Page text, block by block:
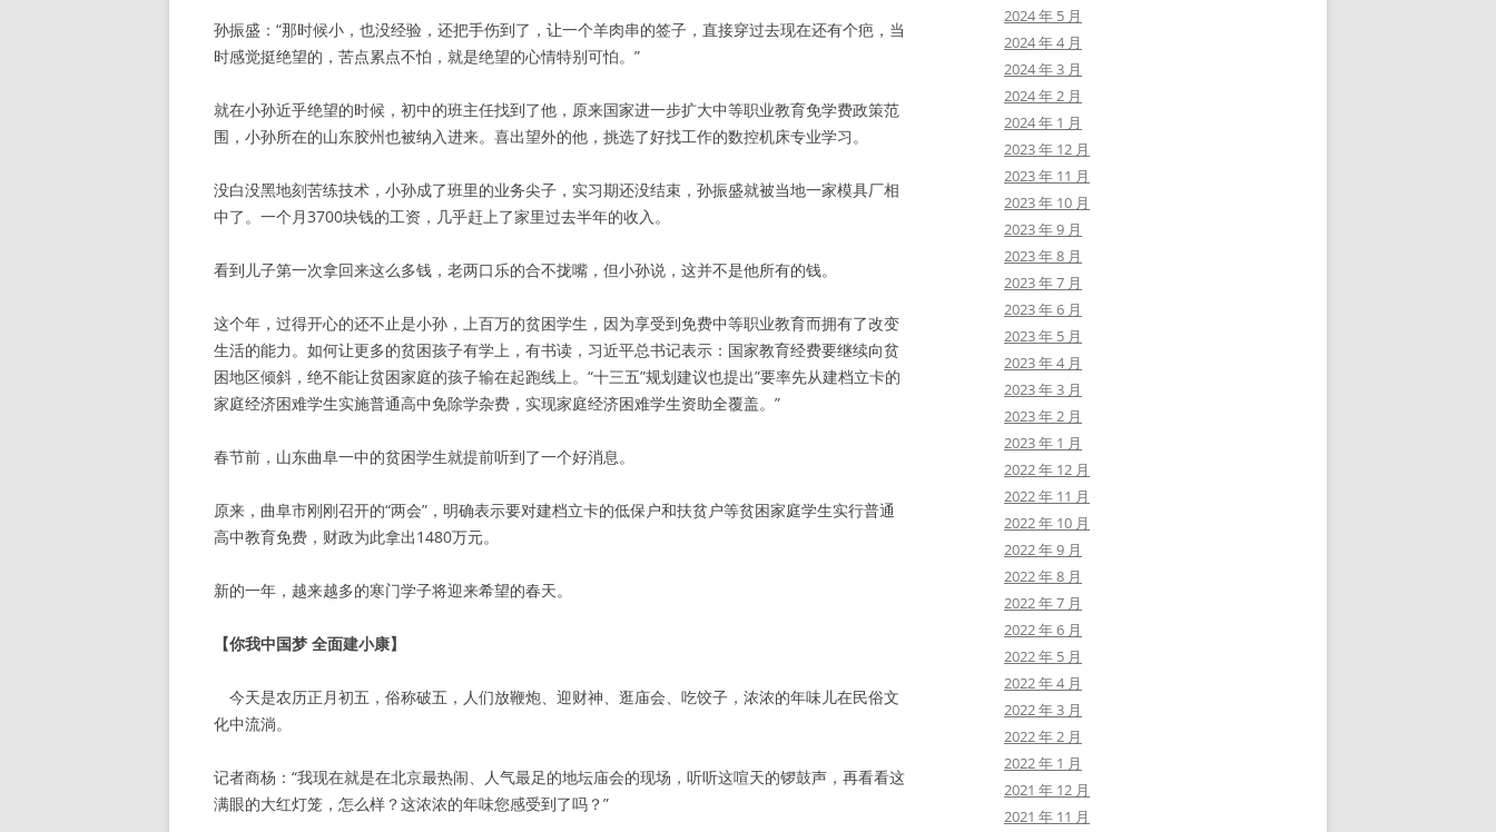
孙振盛：“那时候小，也没经验，还把手伤到了，让一个羊肉串的签子，直接穿过去现在还有个疤，当
时感觉挺绝望的，苦点累点不怕，就是绝望的心情特别可怕。”
就在小孙近乎绝望的时候，初中的班主任找到了他，原来国家进一步扩大中等职业教育免学费政策范
围，小孙所在的山东胶州也被纳入进来。喜出望外的他，挑选了好找工作的数控机床专业学习。
没白没黑地刻苦练技术，小孙成了班里的业务尖子，实习期还没结束，孙振盛就被当地一家模具厂相
中了。一个月3700块钱的工资，几乎赶上了家里过去半年的收入。
看到儿子第一次拿回来这么多钱，老两口乐的合不拢嘴，但小孙说，这并不是他所有的钱。
这个年，过得开心的还不止是小孙，上百万的贫困学生，因为享受到免费中等职业教育而拥有了改变
生活的能力。如何让更多的贫困孩子有学上，有书读，习近平总书记表示：国家教育经费要继续向贫
困地区倾斜，绝不能让贫困家庭的孩子输在起跑线上。“十三五”规划建议也提出”要率先从建档立卡的
家庭经济困难学生实施普通高中免除学杂费，实现家庭经济困难学生资助全覆盖。”
春节前，山东曲阜一中的贫困学生就提前听到了一个好消息。
原来，曲阜市刚刚召开的“两会”，明确表示要对建档立卡的低保户和扶贫户等贫困家庭学生实行普通
高中教育免费，财政为此拿出1480万元。
新的一年，越来越多的寒门学子将迎来希望的春天。
【你我中国梦 全面建小康】
今天是农历正月初五，俗称破五，人们放鞭炮、迎财神、逛庙会、吃饺子，浓浓的年味儿在民俗文
化中流淌。
记者商杨：“我现在就是在北京最热闹、人气最足的地坛庙会的现场，听听这喧天的锣鼓声，再看看这
满眼的大红灯笼，怎么样？这浓浓的年味您感受到了吗？”
2024 年 5 月
2024 年 4 月
2024 年 3 月
2024 年 2 月
2024 年 1 月
2023 年 12 月
2023 年 11 月
2023 年 10 月
2023 年 9 月
2023 年 8 月
2023 年 7 月
2023 年 6 月
2023 年 5 月
2023 年 4 月
2023 年 3 月
2023 年 2 月
2023 年 1 月
2022 年 12 月
2022 年 11 月
2022 年 10 月
2022 年 9 月
2022 年 8 月
2022 年 7 月
2022 年 6 月
2022 年 5 月
2022 年 4 月
2022 年 3 月
2022 年 2 月
2022 年 1 月
2021 年 12 月
2021 年 11 月